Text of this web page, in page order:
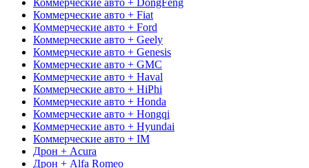
Коммерческие авто + Fiat
Коммерческие авто + Ford
Коммерческие авто + Geely
Коммерческие авто + Genesis
Коммерческие авто + GMC
Коммерческие авто + Haval
Коммерческие авто + HiPhi
Коммерческие авто + Honda
Коммерческие авто + Hongqi
Коммерческие авто + Hyundai
Коммерческие авто + IM
Дрон + Acura
Дрон + Alfa Romeo